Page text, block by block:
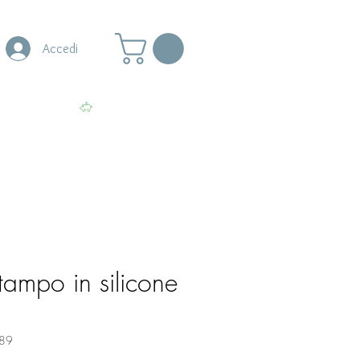
Accedi
in silicone